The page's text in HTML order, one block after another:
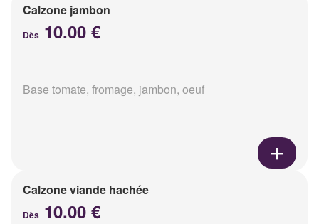
Calzone jambon
Dès 10.00 €
Base tomate, fromage, jambon, oeuf
Calzone viande hachée
Dès 10.00 €